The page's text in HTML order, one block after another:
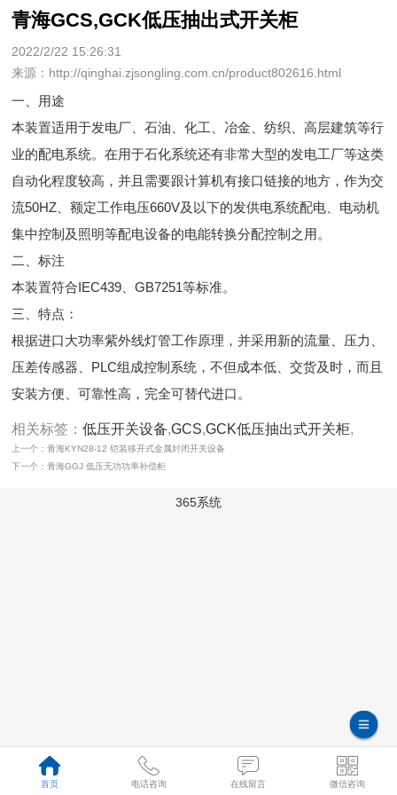
青海GCS,GCK低压抽出式开关柜
2022/2/22 15:26:31
来源：http://qinghai.zjsongling.com.cn/product802616.html
一、用途
本装置适用于发电厂、石油、化工、冶金、纺织、高层建筑等行
业的配电系统。在用于石化系统还有非常大型的发电工厂等这类
自动化程度较高，并且需要跟计算机有接口链接的地方，作为交
流50HZ、额定工作电压660V及以下的发供电系统配电、电动机
集中控制及照明等配电设备的电能转换分配控制之用。
二、标注
本装置符合IEC439、GB7251等标准。
三、特点：
根据进口大功率紫外线灯管工作原理，并采用新的流量、压力、
压差传感器、PLC组成控制系统，不但成本低、交货及时，而且
安装方便、可靠性高，完全可替代进口。
相关标签：低压开关设备,GCS,GCK低压抽出式开关柜,
上一个：青海KYN28-12 铠装移开式金属封闭开关设备
下一个：青海GGJ 低压无功功率补偿柜
365系统
首页 电话咨询 在线留言 微信咨询